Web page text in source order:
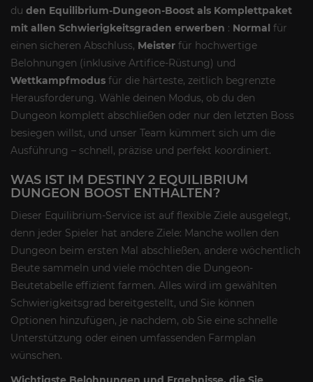
du den Equilibrium-Dungeon-Boost als Komplettpaket
mit allen Schwierigkeitsgraden erwerben : Normal für
einen sicheren Abschluss, Meister für hochwertige
Belohnungen (inklusive Artifice-Rüstung) und
Wettkampfmodus für die härteste, zeitlich begrenzte
Herausforderung. Wähle deinen Modus, ob du den
Dungeon komplett abschließen oder nur den letzten Boss
besiegen willst, und unser Team kümmert sich um die
Ausführung – schnell, präzise und perfekt koordiniert.
WAS IST IM DESTINY 2 EQUILIBRIUM
DUNGEON BOOST ENTHALTEN?
Dieser Equilibrium-Service ist auf flexible Ziele ausgelegt,
denn jeder Spieler hat andere Ziele: Manche wollen den
Dungeon beim ersten Mal abschließen, andere wöchentlich
Beute sammeln und viele möchten die Dungeon-
Beutetabelle effizient farmen. Alles wird im gewählten
Schwierigkeitsgrad bereitgestellt, und Sie können
Optionen hinzufügen, je nachdem, ob Sie eine schnelle
Unterstützung oder einen umfassenden Farmplan
wünschen.